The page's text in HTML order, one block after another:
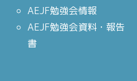
AEJF勉強会情報
AEJF勉強会資料・報告
書